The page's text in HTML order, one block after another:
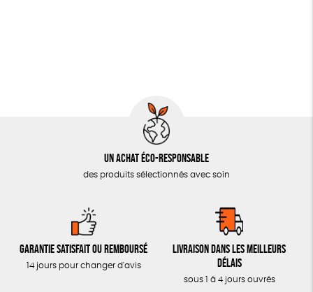
Un achat éco-responsable
des produits sélectionnés avec soin
Garantie satisfait ou remboursé
14 jours pour changer d'avis
Livraison dans les meilleurs
délais
sous 1 à 4 jours ouvrés